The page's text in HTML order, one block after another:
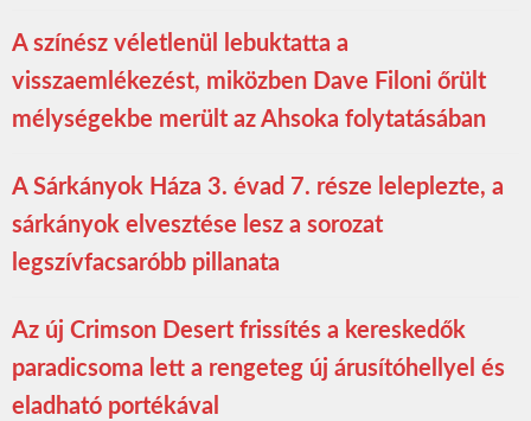
A színész véletlenül lebuktatta a
visszaemlékezést, miközben Dave Filoni őrült
mélységekbe merült az Ahsoka folytatásában
A Sárkányok Háza 3. évad 7. része leleplezte, a
sárkányok elvesztése lesz a sorozat
legszívfacsaróbb pillanata
Az új Crimson Desert frissítés a kereskedők
paradicsoma lett a rengeteg új árusítóhellyel és
eladható portékával